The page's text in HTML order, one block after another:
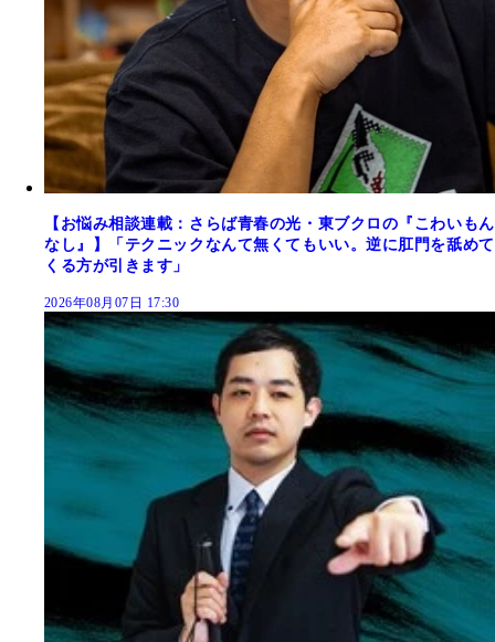
【お悩み相談連載：さらば青春の光・東ブクロの『こわいもん
なし』】「テクニックなんて無くてもいい。逆に肛門を舐めて
くる方が引きます」
2026年08月07日 17:30